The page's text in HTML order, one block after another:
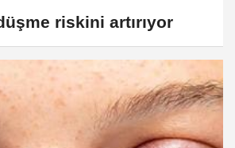
riskini artırıyor